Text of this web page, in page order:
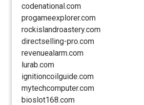
codenational.com
progameexplorer.com
rockislandroastery.com
directselling-pro.com
revenuealarm.com
lurab.com
ignitioncoilguide.com
mytechcomputer.com
bioslot168.com